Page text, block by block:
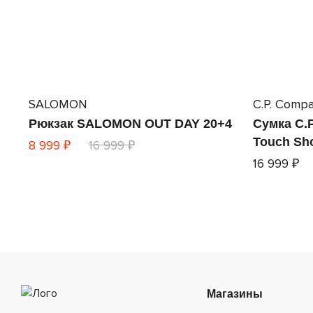
SALOMON
Рюкзак SALOMON OUT DAY 20+4
8 999 ₽ 16 999 ₽
C.P.
Сумка
Touch
16 999 ₽
Магазины